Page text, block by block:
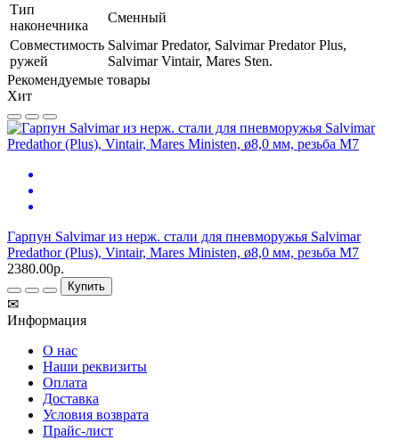
Тип
наконечника
Сменный
Совместимость
ружей
Salvimar Predator, Salvimar Predator Plus,
Salvimar Vintair, Mares Sten.
Рекомендуемые товары
Хит
Гарпун Salvimar из нерж. стали для пневморужья Salvimar
Predathor (Plus), Vintair, Mares Ministen, ø8,0 мм, резьба М7
2380.00р.
Купить
✉
Информация
О нас
Наши реквизиты
Оплата
Доставка
Условия возврата
Прайс-лист